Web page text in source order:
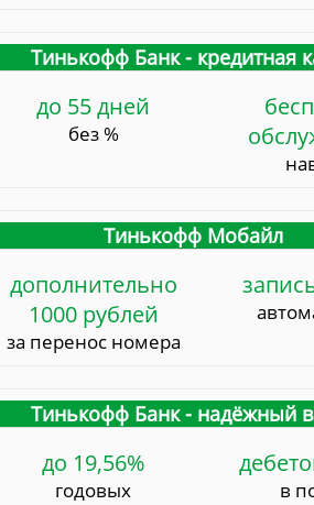
Тинькофф Банк - кредитная
до 55 дней
без %
Тинькофф Мобайл
дополнительно
1000 рублей
за перенос номера
Тинькофф Банк - надёжный
до 19,56%
годовых в